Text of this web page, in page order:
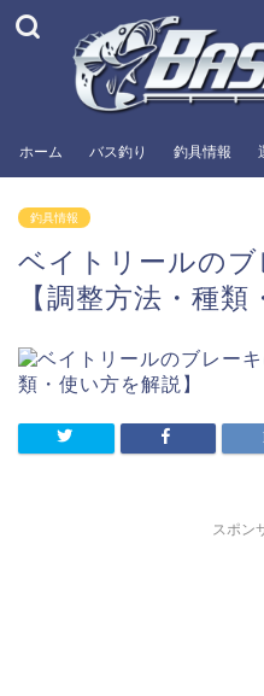
ホーム バス釣り 釣具情報
釣具情報
ベイトリールの
【調整方法・種類
スポン